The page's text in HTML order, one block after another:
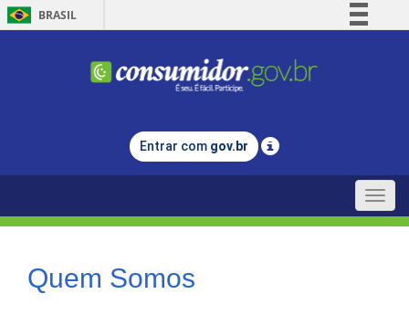
BRASIL
Comunica BR
Legislação
Entrar com gov.br
Toggle
Quem Somos